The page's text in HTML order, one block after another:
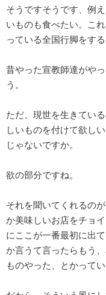
そうですそうです、例
いものも食べたい。こ
っている全国行脚をす
昔やった宣教師達がや
う。
ただ、現世を生きてい
しいものを付けて欲し
じゃないですか。
欲の部分ですね。
それを聞いてくれるの
か美味しいお店をチョ
にここが一番最初に出
か言うて言ったらもう
ものやった、とかって